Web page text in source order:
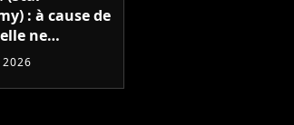
: à cause de
ne
pas à